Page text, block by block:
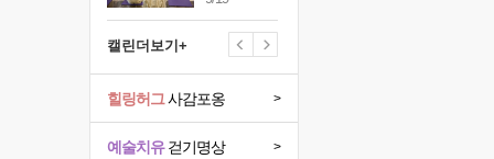
캘린더보기+
예술치유걷기명상 >
힐링허그사감포옹 >